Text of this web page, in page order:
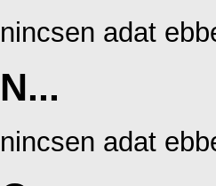
nincsen adat
N...
nincsen adat